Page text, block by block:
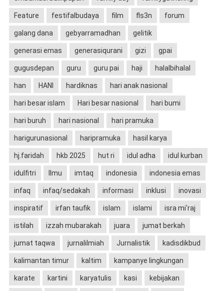
Feature festifalbudaya film fls3n forum
galang dana gebyarramadhan gelitik
generasi emas generasiqurani gizi gpai
gugusdepan guru guru pai haji halalbihalal
han HANI hardiknas hari anak nasional
hari besar islam Hari besar nasional hari bumi
hari buruh hari nasional hari pramuka
harigurunasional haripramuka hasil karya
hj.faridah hkb 2025 hut ri idul adha idul kurban
idulfitri Ilmu imtaq indonesia indonesia emas
infaq infaq/sedakah informasi inklusi inovasi
inspiratif irfan taufik islam islami isra mi'raj
istilah izzah mubarakah juara jumat berkah
jumat taqwa jurnalilmiah Jurnalistik kadisdikbud
kalimantan timur kaltim kampanye lingkungan
karate kartini karyatulis kasi kebijakan